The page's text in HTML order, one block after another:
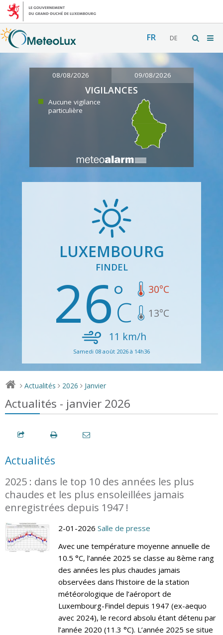
FR DE
08/08/2026 09/08/2026
VIGILANCES
Aucune vigilance
particulière
LUXEMBOURG
FINDEL
26 30°C
13°C
11 km/h
Samedi 08 août 2026 à 14h36
> Actualités > 2026 > Janvier
Actualités - janvier 2026
Actualités
2025 : dans le top 10 des années les plus
chaudes et les plus ensoleillées jamais
enregistrées depuis 1947 !
2-01-2026 Salle de presse
Avec une température moyenne annuelle de
10.5 °C, l’année 2025 se classe au 8ème rang
des années les plus chaudes jamais
observées dans l’histoire de la station
météorologique de l’aéroport de
Luxembourg-Findel depuis 1947 (ex-aequo
avec 2024), le record absolu étant détenu par
l’année 2020 (11.3 °C). L’année 2025 se situe